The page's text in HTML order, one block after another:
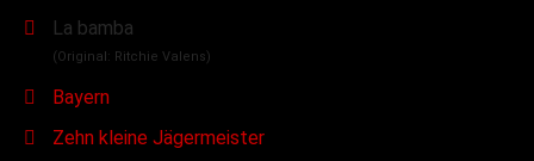
La bamba
(Original: Ritchie Valens)
Bayern
Zehn kleine Jägermeister